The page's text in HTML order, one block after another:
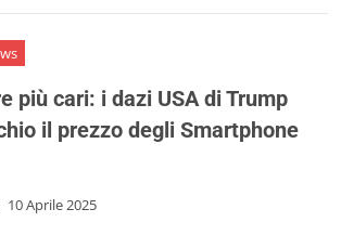
più cari: i dazi USA di Trump
il prezzo degli Smartphone
10 Aprile 2025